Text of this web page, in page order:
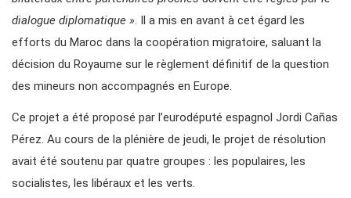
dialogue diplomatique ». Il a mis en avant à cet égard les
efforts du Maroc dans la coopération migratoire, saluant la
décision du Royaume sur le règlement définitif de la question
des mineurs non accompagnés en Europe.
Ce projet a été proposé par l’eurodéputé espagnol Jordi Cañas
Pérez. Au cours de la plénière de jeudi, le projet de résolution
avait été soutenu par quatre groupes : les populaires, les
socialistes, les libéraux et les verts.